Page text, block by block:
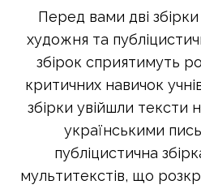
Перед вами дві збірки
художня та
збірок сприятимуть
критичних навичок
збірки увійшли тексти
українськими
публіцистична
мультитекстів, що